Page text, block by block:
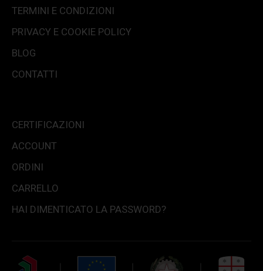
TERMINI E CONDIZIONI
PRIVACY E COOKIE POLICY
BLOG
CONTATTI
CERTIFICAZIONI
ACCOUNT
ORDINI
CARRELLO
HAI DIMENTICATO LA PASSWORD?